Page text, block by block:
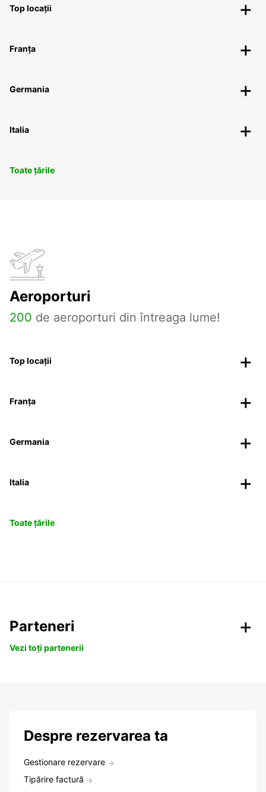
Top locații
Franța
Germania
Italia
Toate țările
Aeroporturi
200 de aeroporturi din întreaga lume!
Top locații
Franța
Germania
Italia
Toate țările
Parteneri
Vezi toți partenerii
Despre rezervarea ta
Gestionare rezervare
Tipărire factură